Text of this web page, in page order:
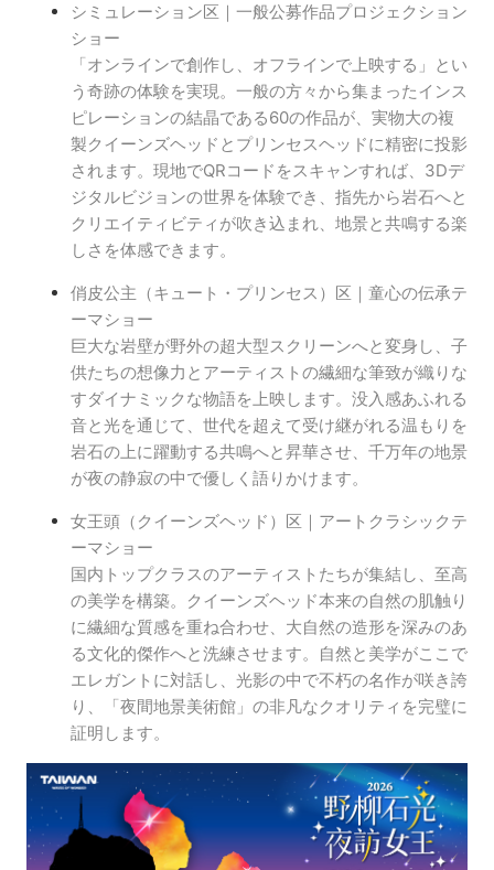
シミュレーション区｜一般公募作品プロジェクション
ショー
「オンラインで創作し、オフラインで上映する」とい
う奇跡の体験を実現。一般の方々から集まったインス
ピレーションの結晶である60の作品が、実物大の複
製クイーンズヘッドとプリンセスヘッドに精密に投影
されます。現地でQRコードをスキャンすれば、3Dデ
ジタルビジョンの世界を体験でき、指先から岩石へと
クリエイティビティが吹き込まれ、地景と共鳴する楽
しさを体感できます。
俏皮公主（キュート・プリンセス）区｜童心の伝承テ
ーマショー
巨大な岩壁が野外の超大型スクリーンへと変身し、子
供たちの想像力とアーティストの繊細な筆致が織りな
すダイナミックな物語を上映します。没入感あふれる
音と光を通じて、世代を超えて受け継がれる温もりを
岩石の上に躍動する共鳴へと昇華させ、千万年の地景
が夜の静寂の中で優しく語りかけます。
女王頭（クイーンズヘッド）区｜アートクラシックテ
ーマショー
国内トップクラスのアーティストたちが集結し、至高
の美学を構築。クイーンズヘッド本来の自然の肌触り
に繊細な質感を重ね合わせ、大自然の造形を深みのあ
る文化的傑作へと洗練させます。自然と美学がここで
エレガントに対話し、光影の中で不朽の名作が咲き誇
り、「夜間地景美術館」の非凡なクオリティを完璧に
証明します。